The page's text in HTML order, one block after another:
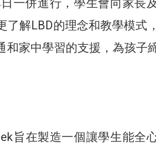
了解LBD的理念和教學模式
家中學習的支援，為孩子
旨在製造一個讓學生能全